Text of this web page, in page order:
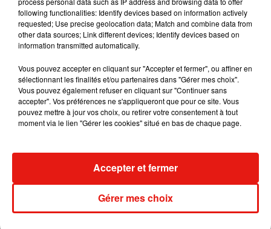
7 août 2026
7 août 2026
Tayc et Didi B dévoilent le single le plus
dansant de l’année
7 août 2026
Angèle et Amélie Lens dévoilent leur
collaboration tant attendue
following functionalities: Identify devices based on information actively
requested; Use precise geolocation data; Match and combine data from
other data sources; Link different devices; Identify devices based on
information transmitted automatically.
Vous pouvez accepter en cliquant sur "Accepter et fermer", ou affiner en
sélectionnant les finalités et/ou partenaires dans "Gérer mes choix".
Vous pouvez également refuser en cliquant sur "Continuer sans
accepter". Vos préférences ne s'appliqueront que pour ce site. Vous
pouvez mettre à jour vos choix, ou retirer votre consentement à tout
moment via le lien "Gérer les cookies" situé en bas de chaque page.
Gérer mes choix
Accepter et fermer